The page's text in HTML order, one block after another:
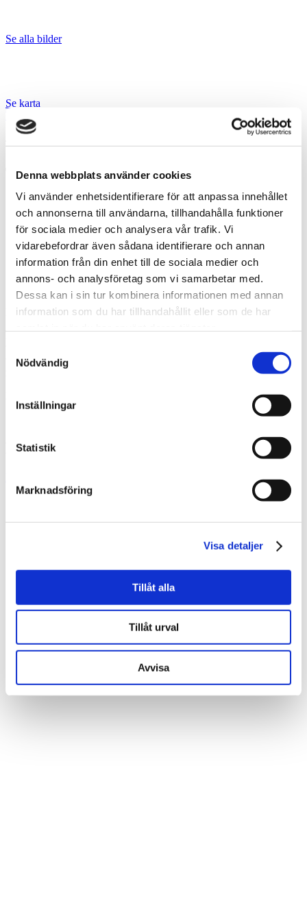
Denna webbplats använder cookies
Vi använder enhetsidentifierare för att anpassa innehållet
och annonserna till användarna, tillhandahålla funktioner
för sociala medier och analysera vår trafik. Vi
vidarebefordrar även sådana identifierare och annan
information från din enhet till de sociala medier och
annons- och analysföretag som vi samarbetar med.
Dessa kan i sin tur kombinera informationen med annan
information som du har tillhandahållit eller som de har
Nödvändig
Inställningar
Statistik
Marknadsföring
Visa detaljer
Tillåt alla
Tillåt urval
Avvisa
Se alla bilder
Se karta
Trävaruvägen 1
Fastighetsbeteckning:Trävaran 12
Gatuadress:Trävaruvägen 1, Trelleborg
Stad:Trelleborg
Typ:
Lager
Butik
Beskrivning:
I denna byggnadfinns det padel- och gymanläggning med en
träningsfaciliteter, och utomhus erbjuds padel
lbanor, vilket ger bra
möjligheter för sport oavsett väder.
Kontakt